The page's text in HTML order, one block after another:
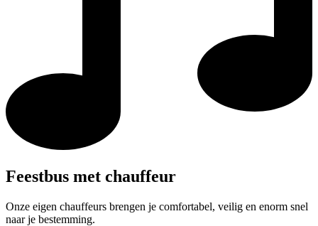
Feestbus met chauffeur
Onze eigen chauffeurs brengen je comfortabel, veilig en enorm snel
naar je bestemming.